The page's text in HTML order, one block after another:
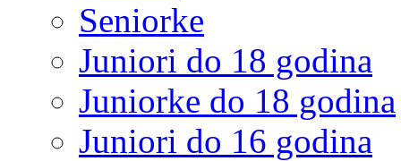
Seniorke
Juniori do 18 godina
Juniorke do 18 godina
Juniori do 16 godina